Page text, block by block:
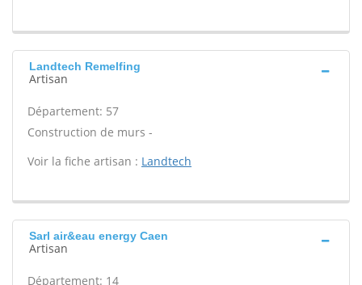
Landtech Remelfing
Artisan
Département: 57
Construction de murs -
Voir la fiche artisan : Landtech
Sarl air&eau energy Caen
Artisan
Département: 14